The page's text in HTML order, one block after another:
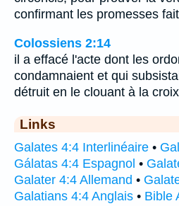
confirmant les promesses
Colossiens 2:14
il a effacé l'acte dont les
condamnaient et qui
détruit en le clouant à la
Links
Galates 4:4 Interlinéaire •
Gálatas 4:4 Espagnol •
Galater 4:4 Allemand •
Galatians 4:4 Anglais • Bible